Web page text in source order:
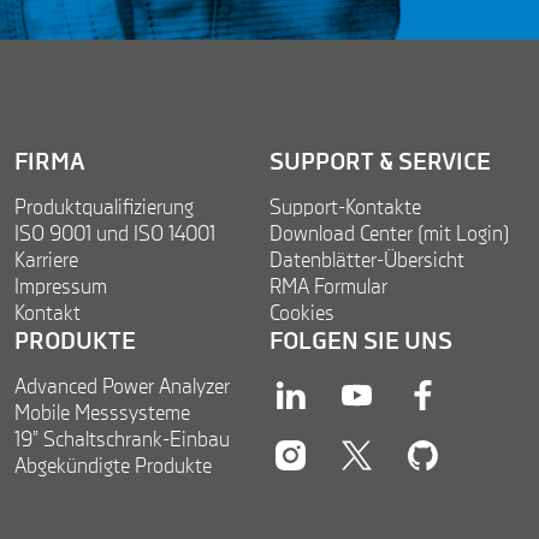
t
*
FIRMA
Produktqualifizierung
ISO 9001 und ISO 14001
Karriere
Impressum
Kontakt
SUPPORT & SERVICE
Support-Kontakte
Download Center (mit Login)
Datenblätter-Übersicht
RMA Formular
Cookies
PRODUKTE
Advanced Power Analyzer
Mobile Messsysteme
19” Schaltschrank-Einbau
Abgekündigte Produkte
FOLGEN SIE UNS
linkedinyoutubefacebook
instagramtwitter twitter